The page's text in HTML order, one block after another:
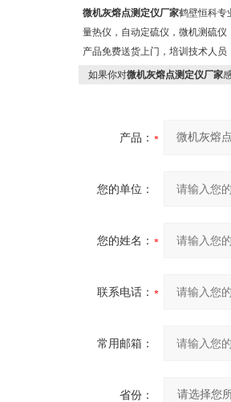
微机灰熔点测定仪厂家鹤壁恒科专
量热仪，自动定硫仪，微机测硫仪
产品免费送货上门，培训技术人员
如果你对微机灰熔点测定仪厂家
产品：
您的单位：
您的姓名：
联系电话：
常用邮箱：
省份：